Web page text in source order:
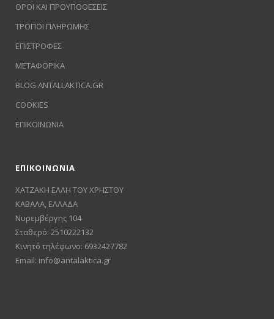
ΟΡΟΙ ΚΑΙ ΠΡΟΥΠΟΘΕΣΕΙΣ
ΤΡΟΠΟΙ ΠΛΗΡΩΜΗΣ
ΕΠΙΣΤΡΟΦΕΣ
ΜΕΤΑΦΟΡΙΚΑ
BLOG ANTALLAKTICA.GR
COOKIES
ΕΠΙΚΟΙΝΩΝΙΑ
ΕΠΙΚΟΙΝΩΝΙΑ
ΧΑΤΖΑΚΗ ΕΛΛΗ ΤΟΥ ΧΡΗΣΤΟΥ
ΚΑΒΑΛΑ, ΕΛΛΑΔΑ
Νυρεμβέργης 104
Σταθερό: 2510222132
Κινητό τηλέφωνο: 6932427782
Email: info@antalaktica.gr